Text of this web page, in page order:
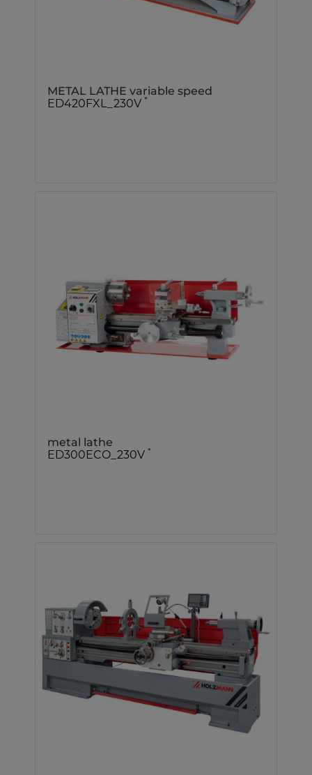
METAL LATHE variable speed
ED420FXL_230V *
metal lathe
ED300ECO_230V *